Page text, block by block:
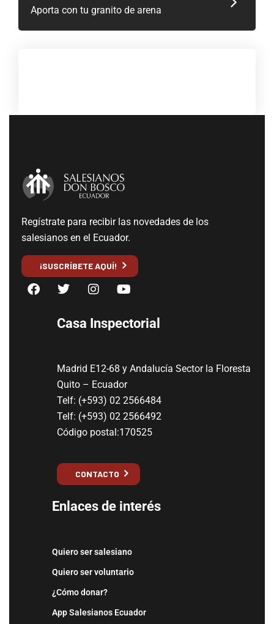
Aporta con tu granito de arena
Regístrate para recibir las novedades de los
salesianos en el Ecuador.
¡SUSCRÍBETE AQUÍ!
Casa Inspectorial
Madrid E12-68 y Andalucía Sector la Floresta
Quito – Ecuador
Telf: (+593) 02 2566484
Telf: (+593) 02 2566492
Código postal:170525
CONTACTO
Enlaces de interés
Quiero ser salesiano
Quiero ser voluntario
¿Cómo donar?
App Salesianos Ecuador